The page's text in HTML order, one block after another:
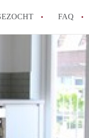
FAQ
AppartementenUtrecht!
privacyverklaring van